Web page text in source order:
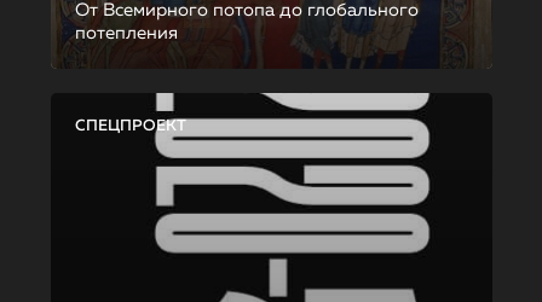
От Всемирного потопа до глобального
потепления
СПЕЦПРОЕКТ